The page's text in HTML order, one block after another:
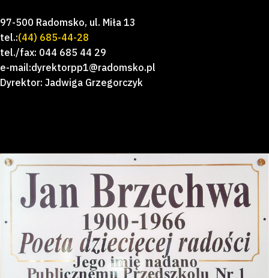
97-500 Radomsko, ul. Miła 13
tel.:(44) 685-44-28
tel./fax: 044 685 44 29
e-mail:dyrektorpp1@radomsko.pl
Dyrektor: Jadwiga Grzegorczyk